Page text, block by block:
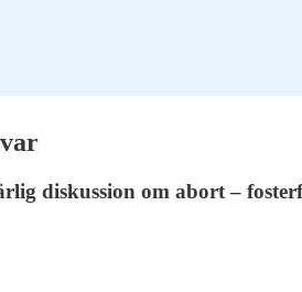
diskussion om abort –